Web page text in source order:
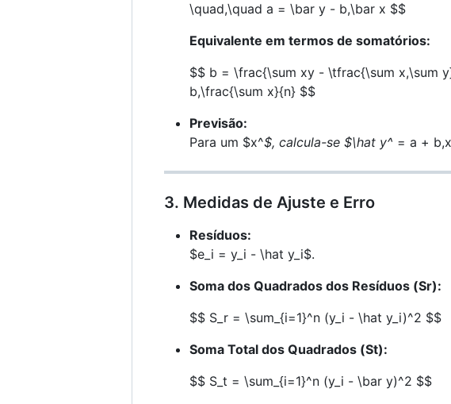
\quad,\quad a = \bar y - b,\bar x $$
Equivalente em termos de somatórios:
$$ b = \frac{\sum xy - \tfrac{\sum x,\sum
b,\frac{\sum x}{n} $$
Previsão:
Para um $x^$, calcula-se $\hat y^ = a +
3. Medidas de Ajuste e Erro
Resíduos:
$e_i = y_i - \hat y_i$.
Soma dos Quadrados dos Resíduos (Sr):
$$ S_r = \sum_{i=1}^n (y_i - \hat y_i)^2 $$
Soma Total dos Quadrados (St):
$$ S_t = \sum_{i=1}^n (y_i - \bar y)^2 $$